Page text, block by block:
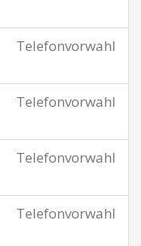
Telefonvorwahl
Telefonvorwahl
Telefonvorwahl
Telefonvorwahl